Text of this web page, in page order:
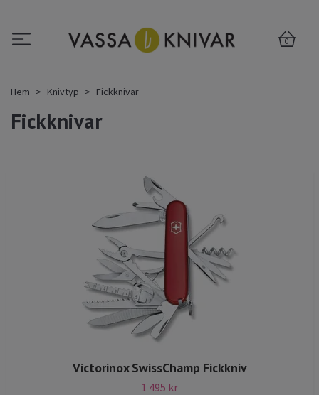
0
Hem Knivtyp Fickknivar
Fickknivar
Victorinox SwissChamp Fickkniv
1 495 kr